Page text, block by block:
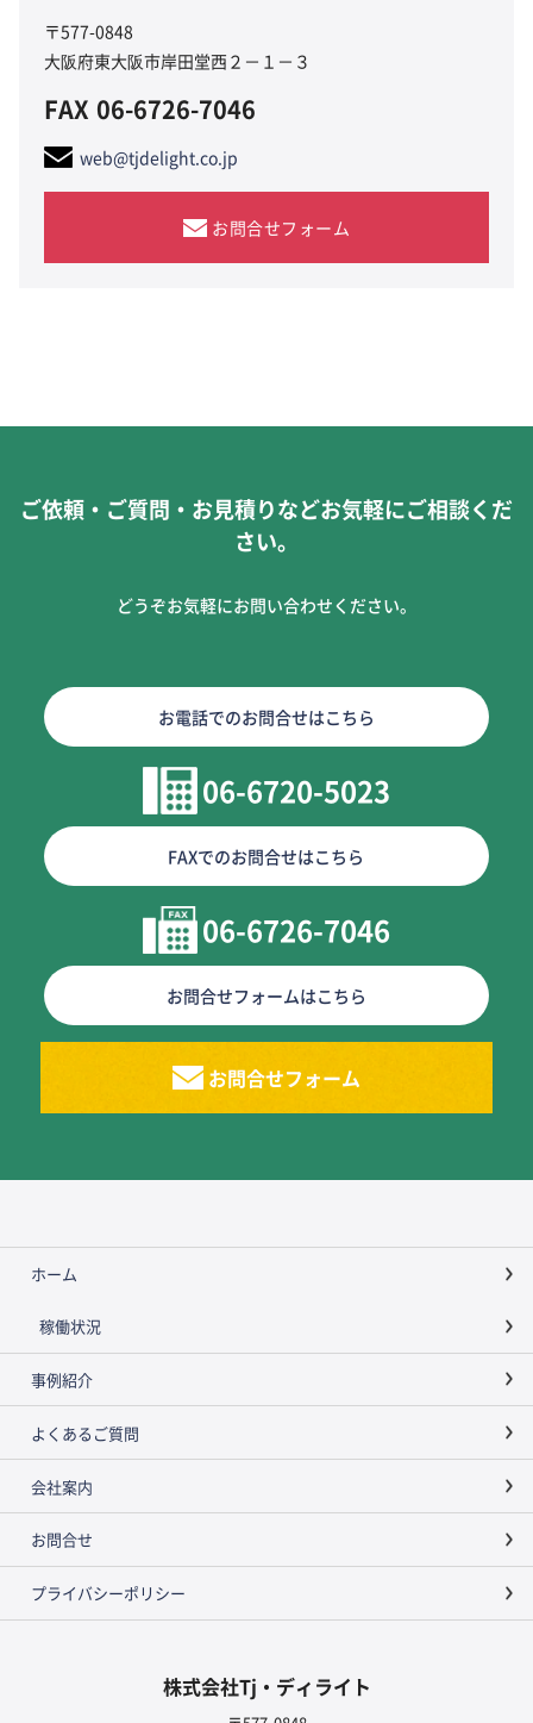
〒577-0848
大阪府東大阪市岸田堂西２－１－３
FAX 06-6726-7046
web@tjdelight.co.jp
お問合せフォーム
ご依頼・ご質問・お見積りなどお気軽にご相談くだ
さい。
どうぞお気軽にお問い合わせください。
お電話でのお問合せはこちら
06-6720-5023
FAXでのお問合せはこちら
06-6726-7046
お問合せフォームはこちら
お問合せフォーム
ホーム
稼働状況
事例紹介
よくあるご質問
会社案内
お問合せ
プライバシーポリシー
株式会社Tj・ディライト